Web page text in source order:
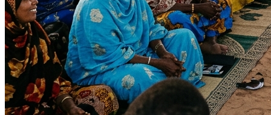
+150
Interventions réussies cette année.
Blog & Actualités
Dernières nouvelles du terrain